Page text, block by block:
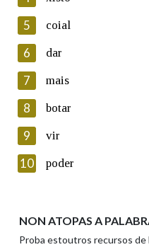
Lin e acepto as
Introduce o código que
Texto de verificación
Enviar
5 coial
6 dar
7 mais
8 botar
9 vir
10 poder
NON ATOPAS A
Proba estoutros recursos de